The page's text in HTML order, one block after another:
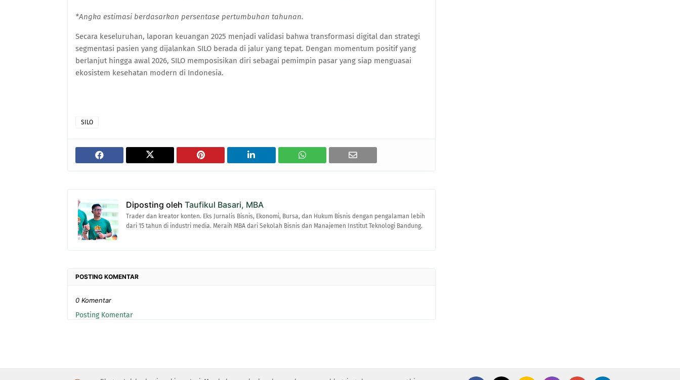
*Angka estimasi berdasarkan persentase pertumbuhan tahunan.
Secara keseluruhan, laporan keuangan 2025 menjadi validasi bahwa transformasi digital dan strategi
segmentasi pasien yang dijalankan SILO berada di jalur yang tepat. Dengan momentum positif yang
berlanjut hingga awal 2026, SILO memposisikan diri sebagai pemimpin pasar yang siap menguasai
ekosistem kesehatan modern di Indonesia.
SILO
Diposting oleh Taufikul Basari, MBA
Trader dan kreator konten. Eks Jurnalis Bisnis, Ekonomi, Bursa, dan Hukum Bisnis dengan pengalaman lebih
dari 15 tahun di industri media. Meraih MBA dari Sekolah Bisnis dan Manajemen Institut Teknologi Bandung.
POSTING KOMENTAR
0 Komentar
Posting Komentar